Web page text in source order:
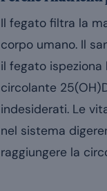
Il fegato filtra la
corpo umano. Il
il fegato
circolante
indesiderati. Le
nel sistema
raggiungere la